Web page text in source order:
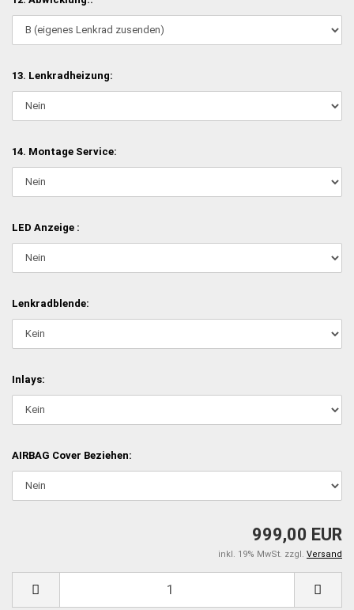
13. Lenkradheizung:
14. Montage Service:
LED Anzeige :
Lenkradblende:
Inlays:
AIRBAG Cover Beziehen:
999,00 EUR
inkl. 19% MwSt. zzgl. Versand